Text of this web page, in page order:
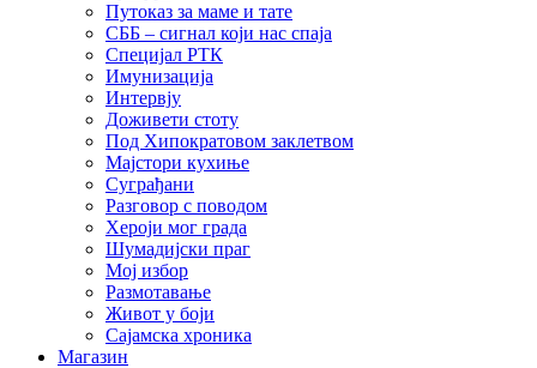
Путоказ за маме и тате
СББ – сигнал који нас спаја
Специјал РТК
Имунизација
Интервју
Доживети стоту
Под Хипократовом заклетвом
Мајстори кухиње
Суграђани
Разговор с поводом
Хероји мог града
Шумадијски праг
Мој избор
Размотавање
Живот у боји
Сајамска хроника
Магазин